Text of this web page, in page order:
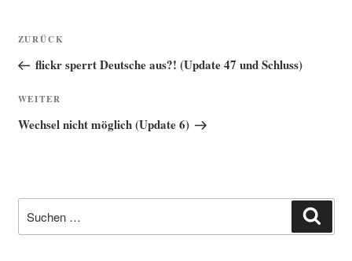
Beitragsnavigation
Vorheriger
Beitrag
ZURÜCK
flickr sperrt Deutsche aus?! (Update 47 und Schluss)
Nächster
Beitrag
WEITER
Wechsel nicht möglich (Update 6)
nach: